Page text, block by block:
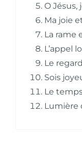
O Jésus,
Ma joie
La rame
L’appel
Le
Sois
Le
Lumière